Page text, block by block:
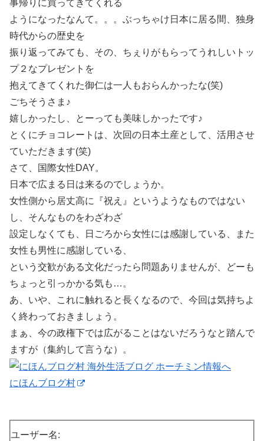
事帰りに買ってきてくれる
ようになったなんて。。。ぶっちゃけ日本に居る間、独身
時代からの歴史を
振り返ってみても、その、ちぇりがもらってうれしいトッ
プ２なプレゼントを
抱えてきてくれた御仁は一人もおらんかったな(笑)
ごちそうさま♪
嬉しかったし、とーっても美味しかったです♪
とくにチョコレートは、次回の日本土産として、活用させ
ていただきます(笑)
さて、国際女性DAY。
日本で広まる日は来るのでしょうか。
女性側から居丈高に『祝え』というようなものではない
し、そんなものをわざわざ
設定しなくても、日ごろから女性には感謝している、また
女性も男性に感謝している、
という交歓がある文化だったら問題ありませんが、どーも
ちょっと引っかかる気も…。
あ、いや、これに触れると長くなるので、今回は気持ちよ
く終わっておきましょう。
まぁ、今の政権下では広がることはないだろうなと踏んで
ますが（集約して言うな）。
にほんブログ村
ユーザー名: